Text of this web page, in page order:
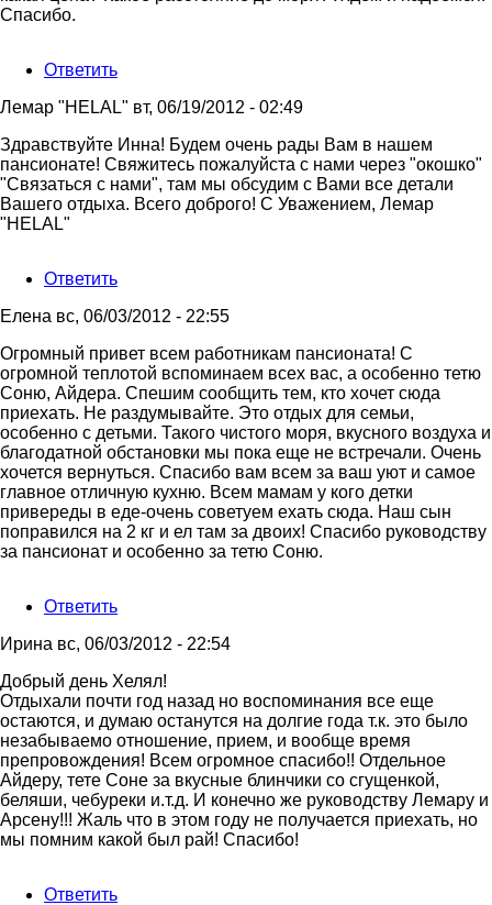
Спасибо.
Ответить
Лемар "HELAL" вт, 06/19/2012 - 02:49
Ответ
на
Добрый
день!
Нам
Здравствуйте Инна! Будем очень рады Вам в нашем
пансионате! Свяжитесь пожалуйста с нами через "окошко"
"Связаться с нами", там мы обсудим с Вами все детали
Вашего отдыха. Всего доброго! С Уважением, Лемар
"HELAL"
Ответить
Елена вс, 06/03/2012 - 22:55
Огромный привет всем работникам пансионата! С
огромной теплотой вспоминаем всех вас, а особенно тетю
Соню, Айдера. Спешим сообщить тем, кто хочет сюда
приехать. Не раздумывайте. Это отдых для семьи,
особенно с детьми. Такого чистого моря, вкусного воздуха и
благодатной обстановки мы пока еще не встречали. Очень
хочется вернуться. Спасибо вам всем за ваш уют и самое
главное отличную кухню. Всем мамам у кого детки
привереды в еде-очень советуем ехать сюда. Наш сын
поправился на 2 кг и ел там за двоих! Спасибо руководству
за пансионат и особенно за тетю Соню.
Ответить
Ирина вс, 06/03/2012 - 22:54
Добрый день Хелял!
Отдыхали почти год назад но воспоминания все еще
остаются, и думаю останутся на долгие года т.к. это было
незабываемо отношение, прием, и вообще время
препровождения! Всем огромное спасибо!! Отдельное
Айдеру, тете Соне за вкусные блинчики со сгущенкой,
беляши, чебуреки и.т.д. И конечно же руководству Лемару и
Арсену!!! Жаль что в этом году не получается приехать, но
мы помним какой был рай! Спасибо!
Ответить